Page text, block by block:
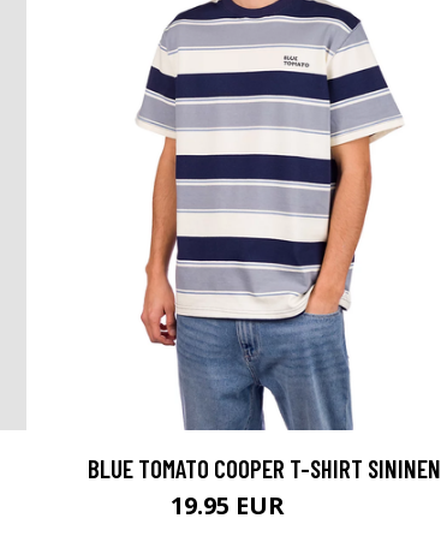
BLUE TOMATO COOPER T-SHIRT SININEN
19.95 EUR